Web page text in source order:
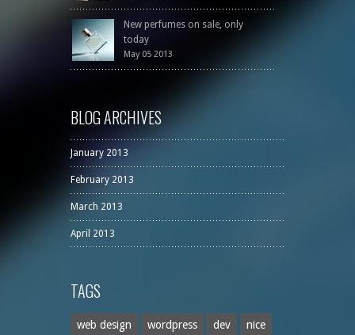
New perfumes on sale, only
today
May 05 2013
BLOG ARCHIVES
January 2013
February 2013
March 2013
April 2013
TAGS
web design wordpress dev nice